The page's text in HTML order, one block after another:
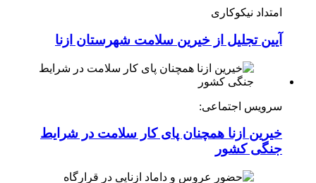
امتداد نیکوکاری
آیین تجلیل از خیرین سلامت شهرستان ازنا
سرویس اجتماعی:
خیرین ازنا همچنان پای کار سلامت در شرایط
جنگی کشور